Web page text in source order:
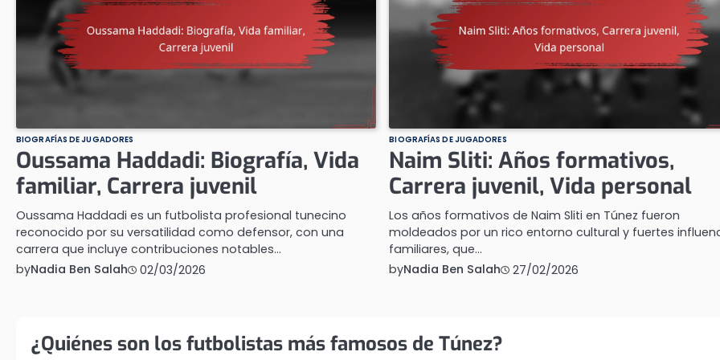
BIOGRAFÍAS DE JUGADORES
Oussama Haddadi: Biografía, Vida
familiar, Carrera juvenil
Oussama Haddadi es un futbolista profesional tunecino
reconocido por su versatilidad como defensor, con una
carrera que incluye contribuciones notables…
byNadia Ben Salah 02/03/2026
BIOGRAFÍAS DE JUGADORES
Naim Sliti: Años formativos,
Carrera juvenil, Vida personal
Los años formativos de Naim Sliti en Túnez fueron
moldeados por un rico entorno cultural y fuertes
familiares, que…
byNadia Ben Salah 27/02/2026
¿Quiénes son los futbolistas más famosos de Túnez?